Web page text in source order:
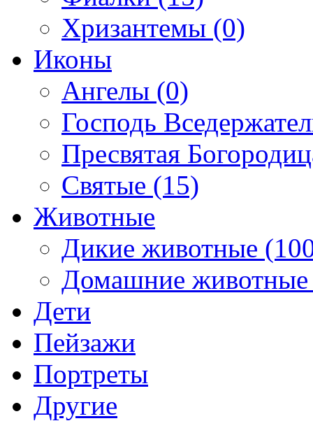
Хризантемы (0)
Иконы
Ангелы (0)
Господь
Пресвятая
Святые (15)
Животные
Дикие животные
Домашние
Дети
Пейзажи
Портреты
Другие